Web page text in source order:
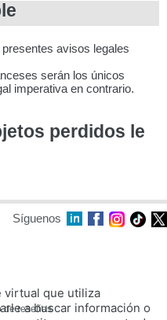
avisos legales
serán los únicos
imperativa en contrario.
perdidos le
Síguenos
de reseñas
virtual que utiliza
a buscar información o